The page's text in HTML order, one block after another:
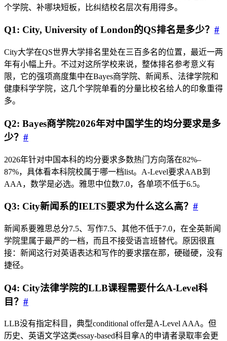
个学院、补哪块短板，比纠结校名层次有用得多。
Q1: City, University of London的QS排名是多少？ #
City大学在QS世界大学排名里处在三百多名的位置，最近一两
年有小幅上升。不过对这所学校来说，整体排名参考意义有
限，它的强项高度集中在Bayes商学院、新闻系、法律学院和
健康科学学院，这几个学院单看的分量比校名给人的印象重得
多。
Q2: Bayes商学院2026年对中国学生的均分要求是多
少？ #
2026年针对中国本科的均分要求多数热门方向落在82%–
87%，具体看本科院校属于哪一档list。A-Level要求AAB到
AAA，数学是必选。雅思中位数7.0，各单项不低于6.5。
Q3: City新闻系的IELTS要求为什么这么高？ #
新闻系要雅思总分7.5、写作7.5、其他不低于7.0，在全英新闻
学院里属于最严的一档，而且不接受语言班替代。原因很直
接：新闻这行对英语表达和写作的要求摆在那，硬碰硬，没有
捷径。
Q4: City法律学院的LLB课程需要什么A-Level科
目？ #
LLB没有指定科目，典型conditional offer是A-Level AAA。但
历史、英语文学这类essay-based科目拿A的申请者录取率会更